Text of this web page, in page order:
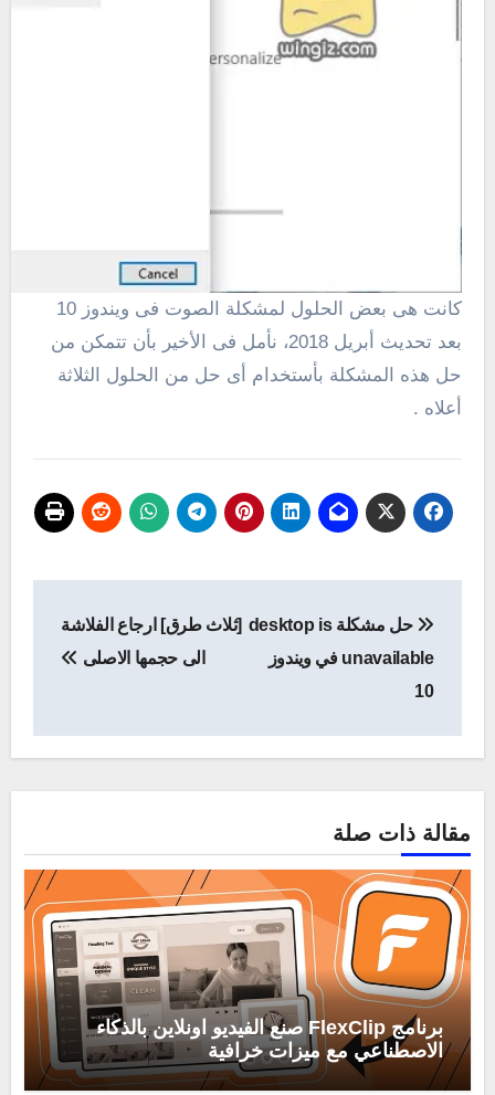
كانت هى بعض الحلول لمشكلة الصوت فى ويندوز 10
بعد تحديث أبريل 2018، نأمل فى الأخير بأن تتمكن من
حل هذه المشكلة بأستخدام أى حل من الحلول الثلاثة
أعلاه .
المقالات
حل مشكلة desktop is
unavailable في ويندوز
10
[ثلاث طرق] ارجاع الفلاشة
الى حجمها الاصلى
مقالة ذات صلة
برنامج FlexClip صنع الفيديو اونلاين بالذكاء
الاصطناعي مع ميزات خرافية